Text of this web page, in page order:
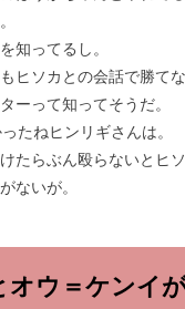
知ってるし。
ヒソカとの会話で勝て
ーって知ってそうだ。
たねヒンリギさんは。
たらぶん殴らないとヒ
ないが。
オウ＝ケンイ